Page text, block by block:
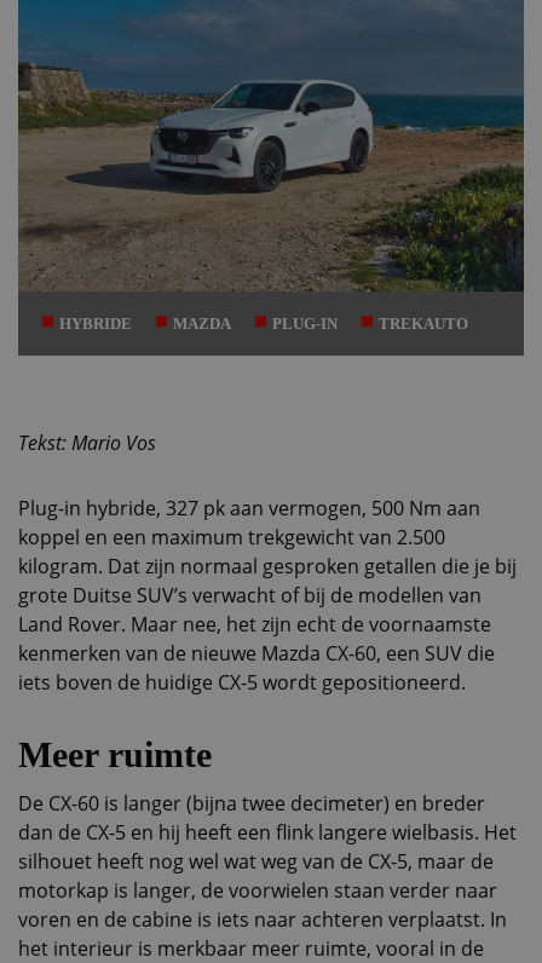
HYBRIDE MAZDA PLUG-IN TREKAUTO
Tekst: Mario Vos
Plug-in hybride, 327 pk aan vermogen, 500 Nm aan
koppel en een maximum trekgewicht van 2.500
kilogram. Dat zijn normaal gesproken getallen die je bij
grote Duitse SUV’s verwacht of bij de modellen van
Land Rover. Maar nee, het zijn echt de voornaamste
kenmerken van de nieuwe Mazda CX-60, een SUV die
iets boven de huidige CX-5 wordt gepositioneerd.
Meer ruimte
De CX-60 is langer (bijna twee decimeter) en breder
dan de CX-5 en hij heeft een flink langere wielbasis. Het
silhouet heeft nog wel wat weg van de CX-5, maar de
motorkap is langer, de voorwielen staan verder naar
voren en de cabine is iets naar achteren verplaatst. In
het interieur is merkbaar meer ruimte, vooral in de